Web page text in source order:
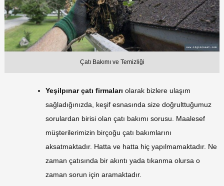
Çatı Bakımı ve Temizliği
Yeşilpınar çatı firmaları olarak bizlere ulaşım
sağladığınızda, keşif esnasında size doğrulttuğumuz
sorulardan birisi olan çatı bakımı sorusu. Maalesef
müşterilerimizin birçoğu çatı bakımlarını
aksatmaktadır. Hatta ve hatta hiç yapılmamaktadır. Ne
zaman çatısında bir akıntı yada tıkanma olursa o
zaman sorun için aramaktadır.